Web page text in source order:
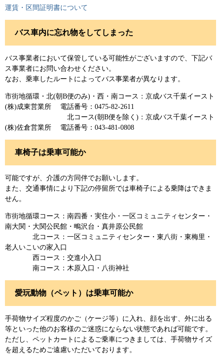
運賃・区間証明書について
バス車内に忘れ物をしてしまった
バス事業者において保管している可能性がございますので、下記バ
ス事業者にお問い合わせください。
なお、乗車したルートによってバス事業者が異なります。
市街地循環・北(朝B便のみ)・西・南コース：京成バス千葉イースト
(株)成東営業所 電話番号：0475-82-2611
北コース(朝B便を除く)：京成バス千葉イースト
(株)佐倉営業所 電話番号：043-481-0808
車椅子は乗車可能か
可能ですが、介護の方同伴でお願いします。
また、交通事情により下記の停留所では車椅子による乗降はできま
せん。
市街地循環コース：南四番・実住小・一区コミュニティセンター・
南大関・大関公民館・鴫沢台・真井原公民館
北コース：一区コミュニティセンター・東八街・東梅里・
老人いこいの家入口
西コース：交進小入口
南コース：木原入口・八街神社
愛玩動物（ペット）は乗車可能か
手荷物サイズ程度のかご（ケージ等）に入れ、顔を出す、外に出る
等といった他のお客様のご迷惑にならない状態であれば可能です。
ただし、ペットカートによるご乗車につきましては、手荷物サイズ
を超えるためご遠慮いただいております。